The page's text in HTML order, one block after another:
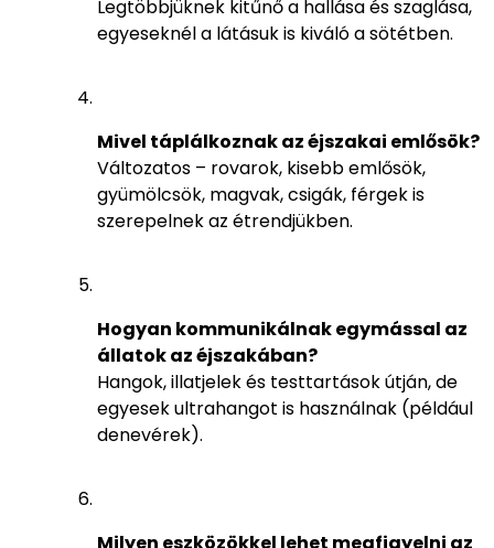
Legtöbbjüknek kitűnő a hallása és szaglása,
egyeseknél a látásuk is kiváló a sötétben.
Mivel táplálkoznak az éjszakai emlősök?
Változatos – rovarok, kisebb emlősök,
gyümölcsök, magvak, csigák, férgek is
szerepelnek az étrendjükben.
Hogyan kommunikálnak egymással az
állatok az éjszakában?
Hangok, illatjelek és testtartások útján, de
egyesek ultrahangot is használnak (például
denevérek).